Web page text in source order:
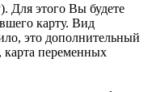
Для этого Вы будете
карту. Вид
это дополнительный
карта переменных